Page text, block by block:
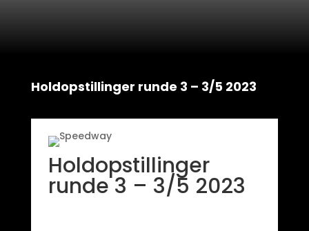
Holdopstillinger runde 3 – 3/5 2023
Holdopstillinger
runde 3 – 3/5 2023